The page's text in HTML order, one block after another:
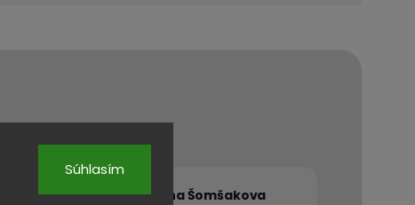
Súhlasím
Božena Šomšakova